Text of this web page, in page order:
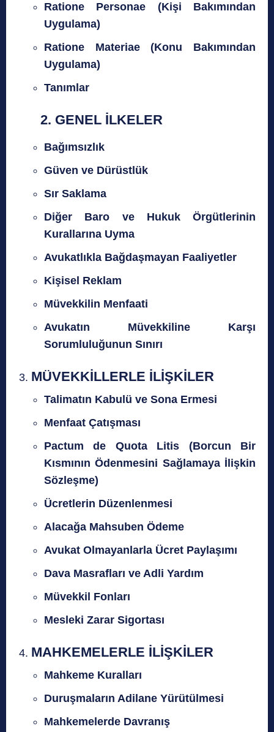
Ratione Personae (Kişi Bakımından
Uygulama)
Ratione Materiae (Konu Bakımından
Uygulama)
Tanımlar
2. GENEL İLKELER
Bağımsızlık
Güven ve Dürüstlük
Sır Saklama
Diğer Baro ve Hukuk Örgütlerinin
Kurallarına Uyma
Avukatlıkla Bağdaşmayan Faaliyetler
Kişisel Reklam
Müvekkilin Menfaati
Avukatın Müvekkiline Karşı
Sorumluluğunun Sınırı
MÜVEKKİLLERLE İLİŞKİLER
Talimatın Kabulü ve Sona Ermesi
Menfaat Çatışması
Pactum de Quota Litis (Borcun Bir
Kısmının Ödenmesini Sağlamaya İlişkin
Sözleşme)
Ücretlerin Düzenlenmesi
Alacağa Mahsuben Ödeme
Avukat Olmayanlarla Ücret Paylaşımı
Dava Masrafları ve Adli Yardım
Müvekkil Fonları
Mesleki Zarar Sigortası
MAHKEMELERLE İLİŞKİLER
Mahkeme Kuralları
Duruşmaların Adilane Yürütülmesi
Mahkemelerde Davranış